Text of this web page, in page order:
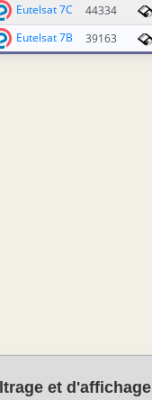
Eutelsat 7C 44334
Eutelsat 7B 39163
et d'affichage